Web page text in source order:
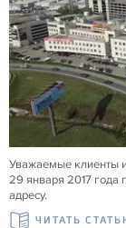
Уважаемые клиенты
29 января 2017 года
адресу.
ЧИТАТЬ